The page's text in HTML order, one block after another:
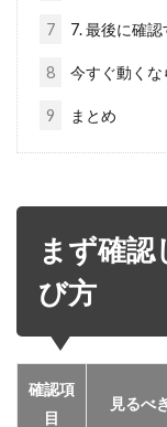
7 7. 最後に確認
8 今すぐ動く
9 まとめ
まず確
び方
確認項
目
見るべ